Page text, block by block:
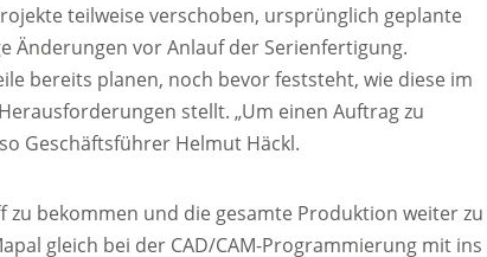
teilweise verschoben, ursprünglich geplante
Änderungen vor Anlauf der Serienfertigung.
bereits planen, noch bevor feststeht, wie diese im
stellt. „Um einen Auftrag zu
Geschäftsführer Helmut Häckl.
bekommen und die gesamte Produktion weiter zu
gleich bei der CAD/CAM-Programmierung mit ins